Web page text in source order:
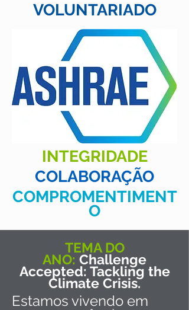
VOLUNTARIADO
INTEGRIDADE
COLABORAÇÃO
COMPROMENTIMENT
O
TEMA DO
ANO: Challenge
Accepted: Tackling the
Climate Crisis.
Estamos vivendo em